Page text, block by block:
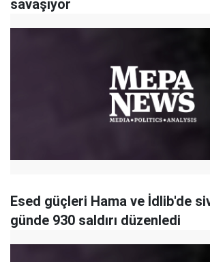
savaşıyor
Esed güçleri Hama ve İdlib'de
günde 930 saldırı düzenledi